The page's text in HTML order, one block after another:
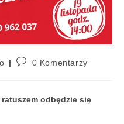
0 Komentarzy
odbędzie się